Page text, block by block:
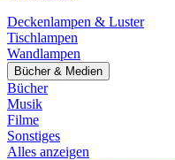
Deckenlampen & Luster
Tischlampen
Wandlampen
Bücher & Medien
Bücher
Musik
Filme
Sonstiges
Alles anzeigen